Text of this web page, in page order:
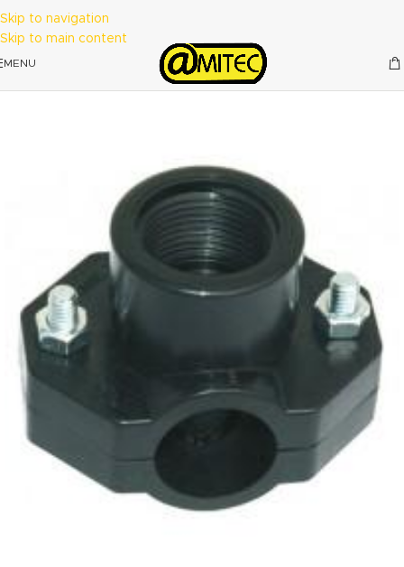
Skip to navigation
Skip to main content
MENU